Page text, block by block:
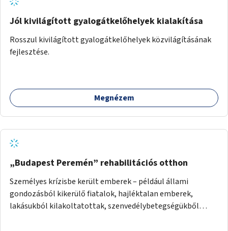
Jól kivilágított gyalogátkelőhelyek kialakítása
Rosszul kivilágított gyalogátkelőhelyek közvilágításának
fejlesztése.
Megnézem
„Budapest Peremén” rehabilitációs otthon
Személyes krízisbe került emberek – például állami
gondozásból kikerülő fiatalok, hajléktalan emberek,
lakásukból kilakoltatottak, szenvedélybetegségükből